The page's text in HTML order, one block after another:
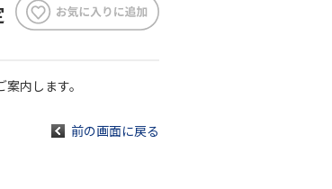
内します。
前の画面に戻る